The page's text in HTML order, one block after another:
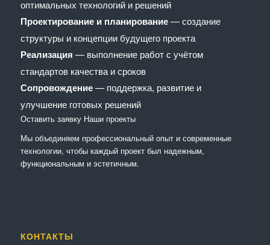
оптимальных технологий и решений
Проектирование и планирование— создание
структуры и концепции будущего проекта
Реализация — выполнение работ с учётом
стандартов качества и сроков
Сопровождение— поддержка, развитие и
улучшение готовых решений
Оставить заявку Наши проекты
Мы объединяем профессиональный опыт и современные
технологии, чтобы каждый проект был надежным,
функциональным и эстетичным.
КОНТАКТЫ